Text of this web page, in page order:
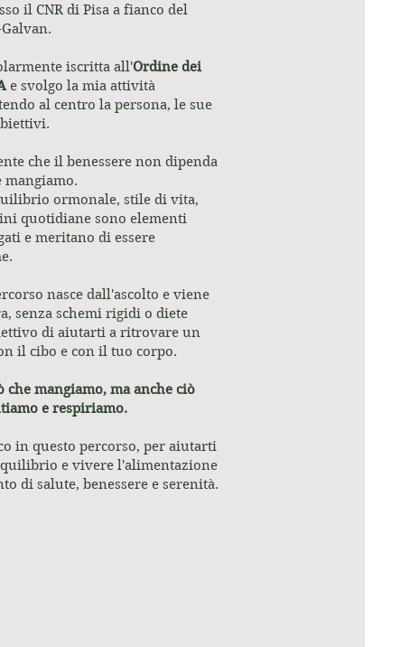
il CNR di Pisa a fianco del
iscritta all'Ordine dei
e svolgo la mia attività
al centro la persona, le sue
che il benessere non dipenda
mangiamo.
ormonale, stile di vita,
quotidiane sono elementi
e meritano di essere
nasce dall'ascolto e viene
senza schemi rigidi o diete
di aiutarti a ritrovare un
il cibo e con il tuo corpo.
che mangiamo, ma anche ciò
e respiriamo.
in questo percorso, per aiutarti
e vivere l'alimentazione
di salute, benessere e serenità.